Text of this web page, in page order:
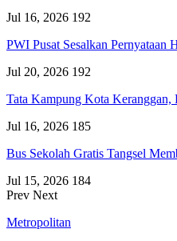
Jul 16, 2026 192
PWI Pusat Sesalkan
Jul 20, 2026 192
Tata Kampung Kota
Jul 16, 2026 185
Bus Sekolah Gratis Tangsel
Jul 15, 2026 184
Prev Next
Metropolitan